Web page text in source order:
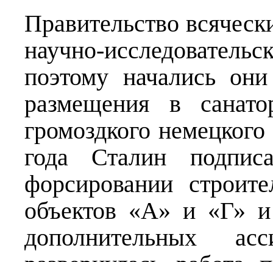
Правительство
научно-
поэтому начались
размещения в
громоздкого
года Сталин
форсировании
объектов «А» и «Г»
дополнительных